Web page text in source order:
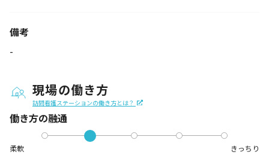
備考
-
現場の働き方
訪問看護ステーションの働き方とは？
働き方の融通
柔軟 きっちり